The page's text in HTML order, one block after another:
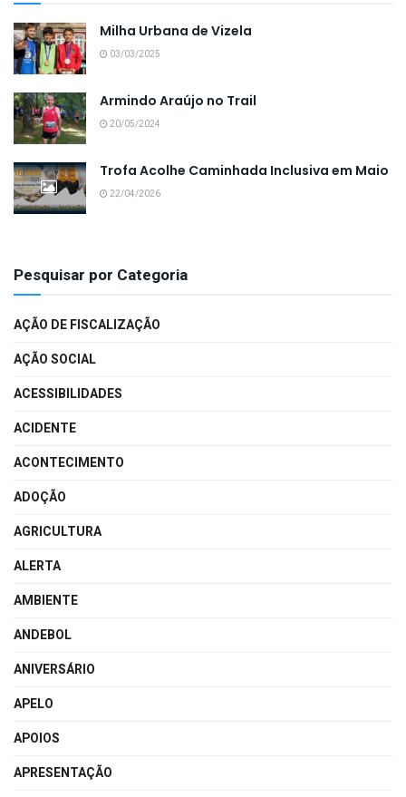
Milha Urbana de Vizela
03/03/2025
Armindo Araújo no Trail
20/05/2024
Trofa Acolhe Caminhada Inclusiva em Maio
22/04/2026
Pesquisar por Categoria
AÇÃO DE FISCALIZAÇÃO
AÇÃO SOCIAL
ACESSIBILIDADES
ACIDENTE
ACONTECIMENTO
ADOÇÃO
AGRICULTURA
ALERTA
AMBIENTE
ANDEBOL
ANIVERSÁRIO
APELO
APOIOS
APRESENTAÇÃO